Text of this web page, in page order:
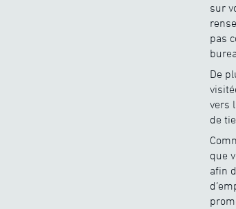
sur
pas
De
vers
de
que
afin